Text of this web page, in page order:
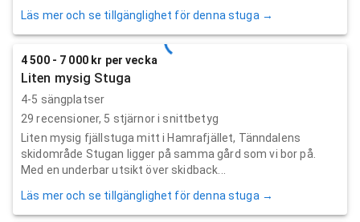
Läs mer och se tillgänglighet för denna stuga →
4 500 - 7 000 kr per vecka
Liten mysig Stuga
4-5 sängplatser
29 recensioner, 5 stjärnor i snittbetyg
Liten mysig fjällstuga mitt i Hamrafjället, Tänndalens
skidområde Stugan ligger på samma gård som vi bor på.
Med en underbar utsikt över skidback...
Läs mer och se tillgänglighet för denna stuga →